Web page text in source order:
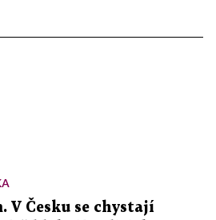
V Česku se chystají